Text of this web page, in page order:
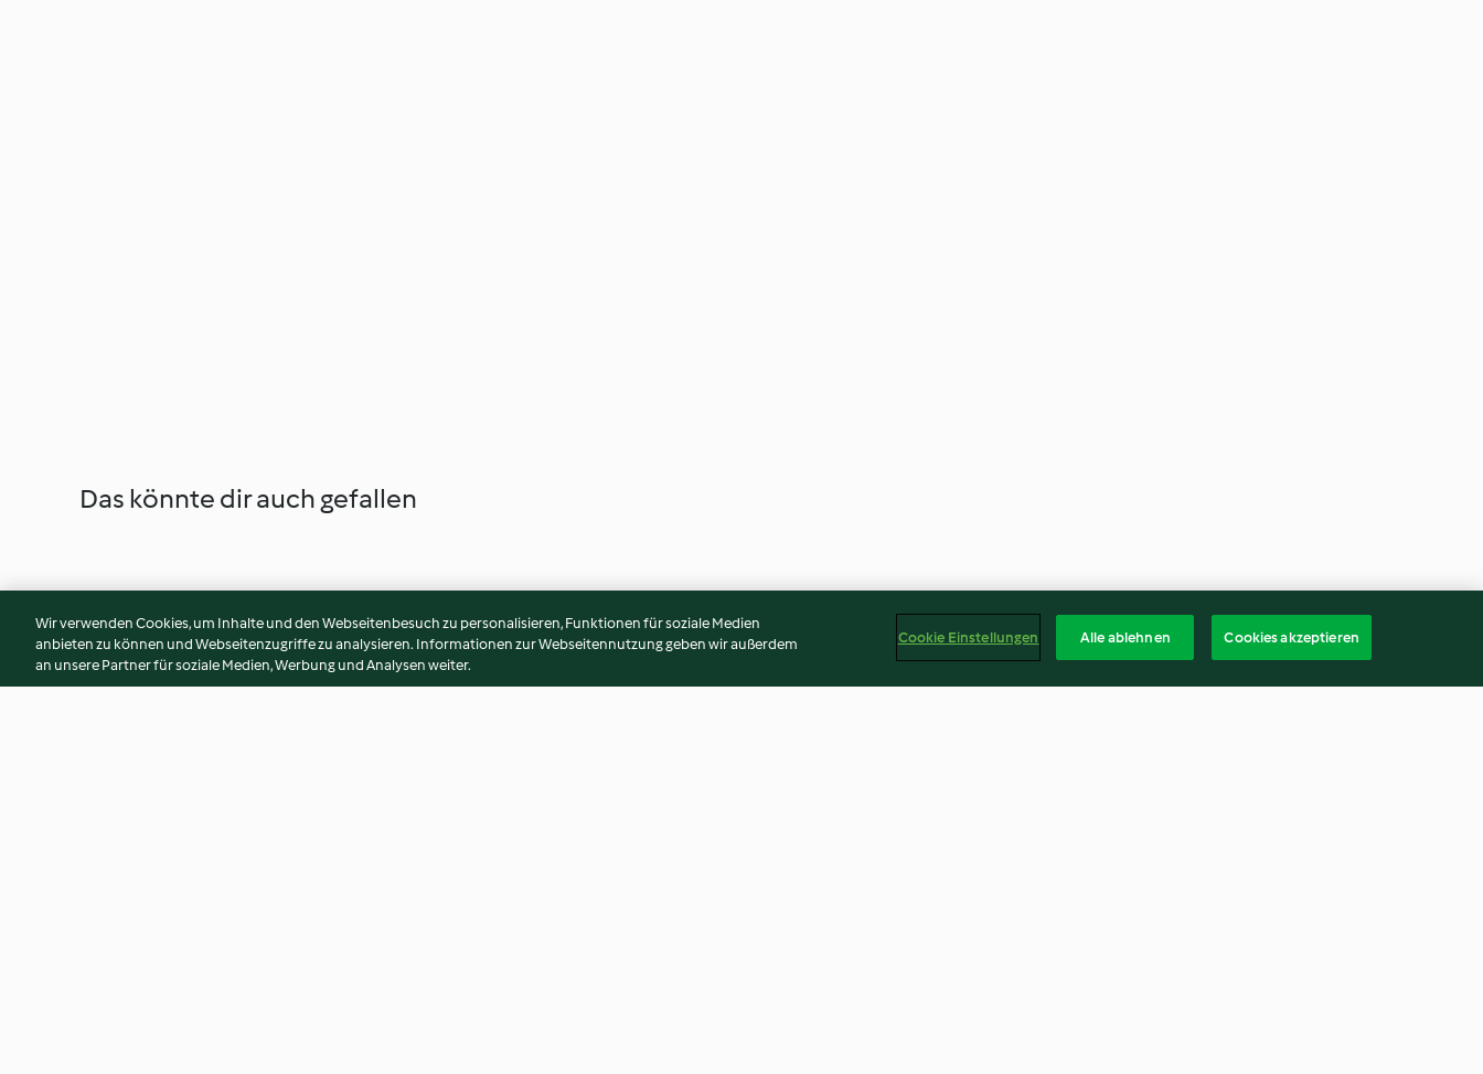
Das könnte dir auch gefallen
Wir verwenden Cookies, um Inhalte und den Webseitenbesuch zu personalisieren, Funktionen für soziale Medien
anbieten zu können und Webseitenzugriffe zu analysieren. Informationen zur Webseitennutzung geben wir außerdem
an unsere Partner für soziale Medien, Werbung und Analysen weiter.
Cookie Einstellungen Alle ablehnen Cookies akzeptieren